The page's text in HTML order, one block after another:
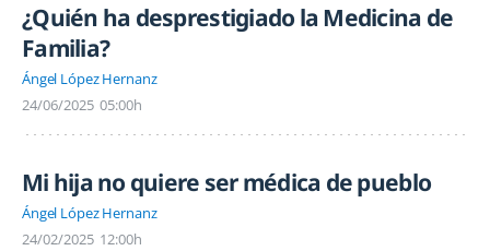
¿Quién ha desprestigiado la Medicina de
Familia?
Ángel López Hernanz
24/06/2025 05:00h
Mi hija no quiere ser médica de pueblo
Ángel López Hernanz
24/02/2025 12:00h